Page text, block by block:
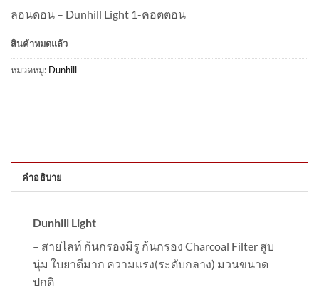
ลอนดอน – Dunhill Light 1-คอตตอน
สินค้าหมดแล้ว
หมวดหมู่: Dunhill
คำอธิบาย
Dunhill Light
– สายไลท์ ก้นกรองมีรู ก้นกรอง Charcoal Filter สูบ
นุ่ม ใบยาดีมาก ความแรง(ระดับกลาง) มวนขนาด
ปกติ